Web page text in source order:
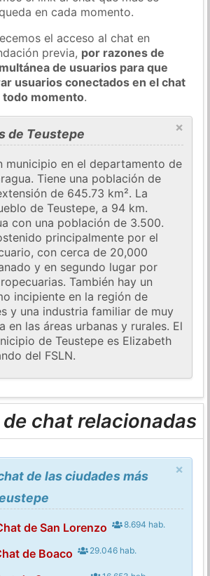
en cada momento.
el acceso al chat en
previa, por razones de
de usuarios para que
usuarios conectados en el chat
momento.
×
de Teustepe
municipio en el departamento de
Tiene una población de
de 645.73 km². La
de Teustepe, a 94 km.
con una población de 3.500.
principalmente por el
con cerca de 20,000
y en segundo lugar por
También hay un
incipiente en la región de
y una industria familiar de muy
en las áreas urbanas y rurales. El
de Teustepe es Elizabeth
del FSLN.
chat relacionadas
×
de las ciudades más
de San Lorenzo 8.694 hab.
de Boaco 29.046 hab.